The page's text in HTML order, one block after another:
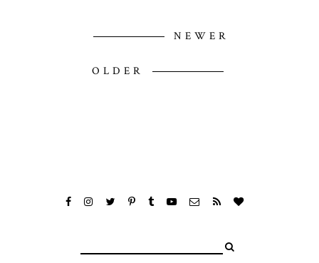
NEWER
OLDER